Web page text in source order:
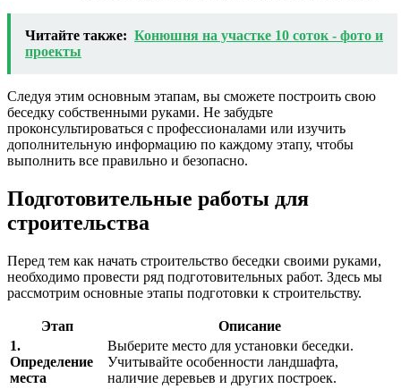
Читайте также: Конюшня на участке 10 соток - фото и
проекты
Следуя этим основным этапам, вы сможете построить свою
беседку собственными руками. Не забудьте
проконсультироваться с профессионалами или изучить
дополнительную информацию по каждому этапу, чтобы
выполнить все правильно и безопасно.
Подготовительные работы для
строительства
Перед тем как начать строительство беседки своими руками,
необходимо провести ряд подготовительных работ. Здесь мы
рассмотрим основные этапы подготовки к строительству.
Этап
Описание
1.
Определение
места
Выберите место для установки беседки.
Учитывайте особенности ландшафта,
наличие деревьев и других построек.